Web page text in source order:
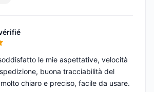
le mie aspettative, velocità
buona tracciabilità del
chiaro e preciso, facile da usare.